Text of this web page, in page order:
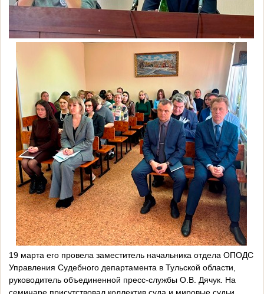
19 марта его провела заместитель начальника отдела ОПОДС
Управления Судебного департамента в Тульской области,
руководитель объединенной пресс-службы О.В. Дячук. На